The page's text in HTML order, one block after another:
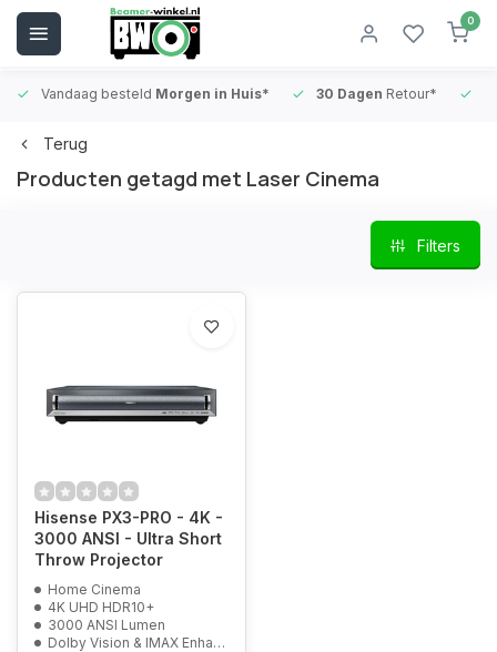
0
Vandaag besteld Morgen in Huis* 30 Dagen Retour*
Terug
Producten getagd met Laser Cinema
Filters
Hisense PX3-PRO - 4K -
3000 ANSI - Ultra Short
Throw Projector
Home Cinema
4K UHD HDR10+
3000 ANSI Lumen
Dolby Vision & IMAX Enhanced